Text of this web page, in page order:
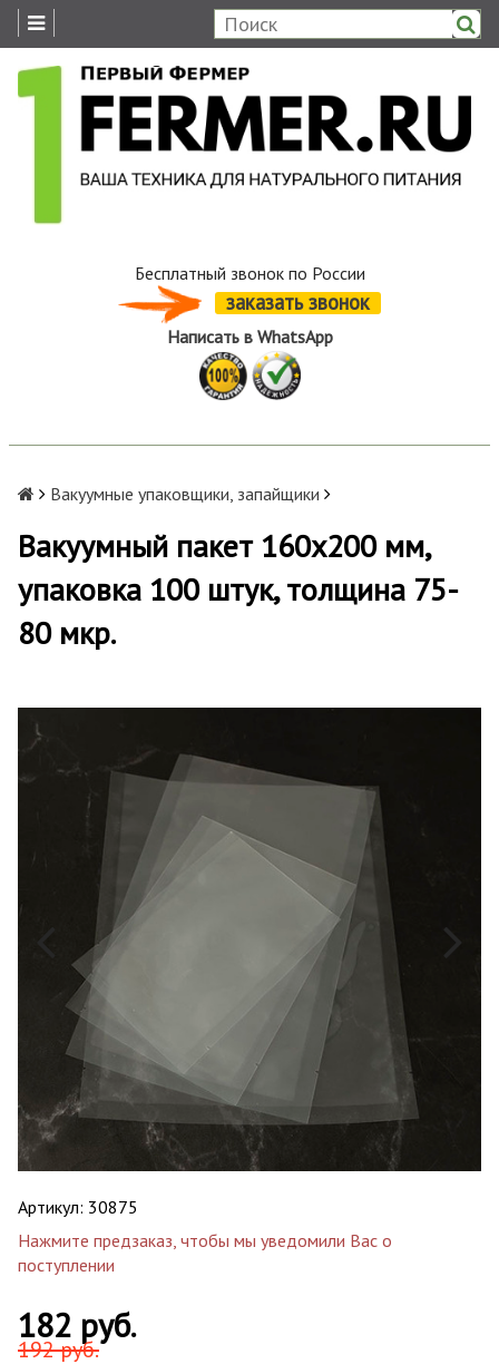
Бесплатный звонок по России
заказать звонок
Написать в WhatsApp
Вакуумные упаковщики, запайщики
Вакуумный пакет 160х200 мм,
упаковка 100 штук, толщина 75-
80 мкр.
Артикул: 30875
Нажмите предзаказ, чтобы мы уведомили Вас о
поступлении
182 руб.
192 руб.